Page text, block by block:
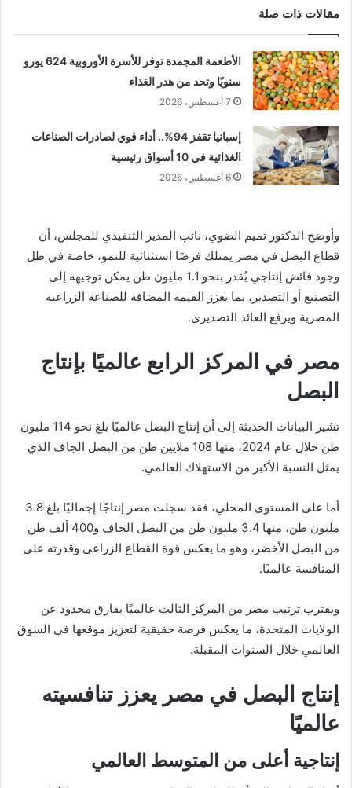
مقالات ذات صلة
الأطعمة المجمدة توفر للأسرة الأوروبية 624 يورو
سنويًا وتحد من هدر الغذاء
7 أغسطس، 2026
إسبانيا تقفز 94%.. أداء قوي لصادرات الصناعات
الغذائية في 10 أسواق رئيسية
6 أغسطس، 2026
وأوضح الدكتور تميم الضوي، نائب المدير التنفيذي للمجلس، أن
قطاع البصل في مصر يمتلك فرصًا استثنائية للنمو، خاصة في ظل
وجود فائض إنتاجي يُقدر بنحو 1.1 مليون طن يمكن توجيهه إلى
التصنيع أو التصدير، بما يعزز القيمة المضافة للصناعة الزراعية
المصرية ويرفع العائد التصديري.
مصر في المركز الرابع عالميًا بإنتاج
البصل
تشير البيانات الحديثة إلى أن إنتاج البصل عالميًا بلغ نحو 114 مليون
طن خلال عام 2024، منها 108 ملايين طن من البصل الجاف الذي
يمثل النسبة الأكبر من الاستهلاك العالمي.
أما على المستوى المحلي، فقد سجلت مصر إنتاجًا إجماليًا بلغ 3.8
مليون طن، منها 3.4 مليون طن من البصل الجاف و400 ألف طن
من البصل الأخضر، وهو ما يعكس قوة القطاع الزراعي وقدرته على
المنافسة عالميًا.
ويقترب ترتيب مصر من المركز الثالث عالميًا بفارق محدود عن
الولايات المتحدة، ما يعكس فرصة حقيقية لتعزيز موقعها في السوق
العالمي خلال السنوات المقبلة.
إنتاج البصل في مصر يعزز تنافسيته
عالميًا
إنتاجية أعلى من المتوسط العالمي